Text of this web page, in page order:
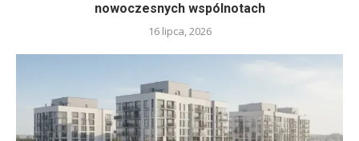
nowoczesnych wspólnotach
16 lipca, 2026